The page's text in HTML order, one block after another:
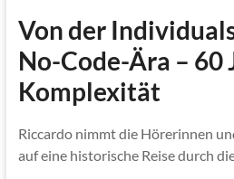
Von der
No-Code-Ära – 60
Komplexität
Riccardo nimmt die Hörerinnen
auf eine historische Reise durch